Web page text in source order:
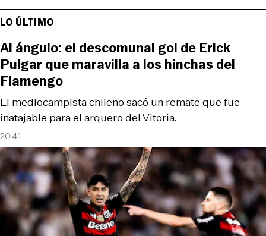
LO ÚLTIMO
20:41
El mediocampista chileno sacó un remate que fue
inatajable para el arquero del Vitoria.
Al ángulo: el descomunal gol de Erick
Pulgar que maravilla a los hinchas del
Flamengo